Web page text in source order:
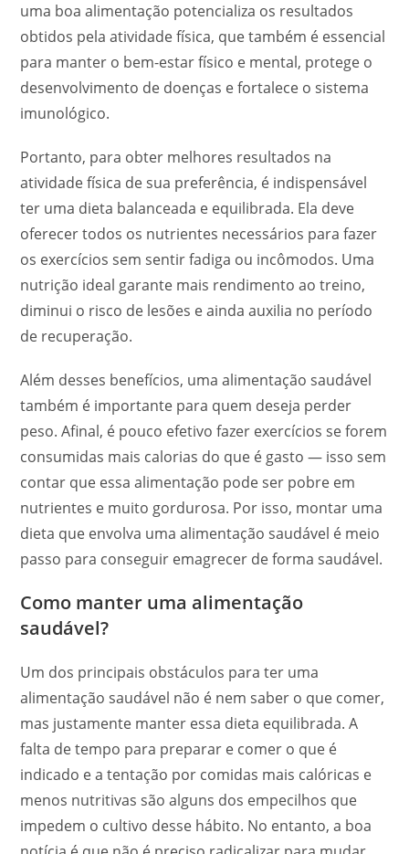
uma boa alimentação potencializa os resultados
obtidos pela atividade física, que também é essencial
para manter o bem-estar físico e mental, protege o
desenvolvimento de doenças e fortalece o sistema
imunológico.
Portanto, para obter melhores resultados na
atividade física de sua preferência, é indispensável
ter uma dieta balanceada e equilibrada. Ela deve
oferecer todos os nutrientes necessários para fazer
os exercícios sem sentir fadiga ou incômodos. Uma
nutrição ideal garante mais rendimento ao treino,
diminui o risco de lesões e ainda auxilia no período
de recuperação.
Além desses benefícios, uma alimentação saudável
também é importante para quem deseja perder
peso. Afinal, é pouco efetivo fazer exercícios se forem
consumidas mais calorias do que é gasto — isso sem
contar que essa alimentação pode ser pobre em
nutrientes e muito gordurosa. Por isso, montar uma
dieta que envolva uma alimentação saudável é meio
passo para conseguir emagrecer de forma saudável.
Como manter uma alimentação
saudável?
Um dos principais obstáculos para ter uma
alimentação saudável não é nem saber o que comer,
mas justamente manter essa dieta equilibrada. A
falta de tempo para preparar e comer o que é
indicado e a tentação por comidas mais calóricas e
menos nutritivas são alguns dos empecilhos que
impedem o cultivo desse hábito. No entanto, a boa